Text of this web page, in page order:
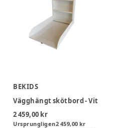
BEKIDS
Vägghängt skötbord - Vit
2 459,00 kr
Ursprungligen2 459,00 kr